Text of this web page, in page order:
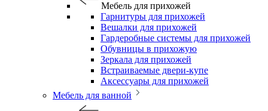
Мебель для прихожей
Гарнитуры для прихожей
Вешалки для прихожей
Гардеробные системы для прихожей
Обувницы в прихожую
Зеркала для прихожей
Встраиваемые двери-купе
Аксессуары для прихожей
Мебель для ванной